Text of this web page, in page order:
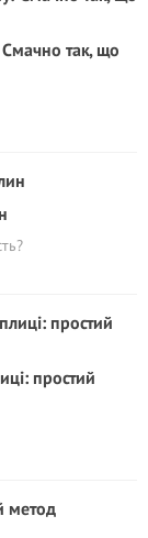
так, що
простий